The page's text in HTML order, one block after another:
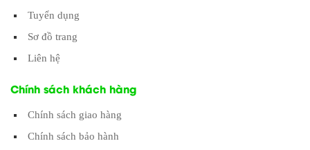
Tuyển dụng
Sơ đồ trang
Liên hệ
Chính sách khách hàng
Chính sách giao hàng
Chính sách bảo hành